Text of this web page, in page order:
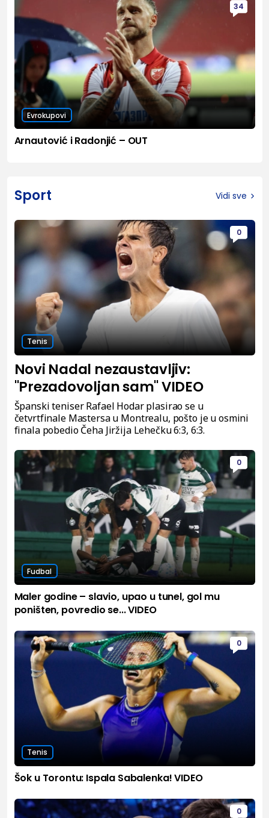
34
Evrokupovi
Arnautović i Radonjić – OUT
Sport Vidi sve
0
Tenis
Novi Nadal nezaustavljiv:
"Prezadovoljan sam" VIDEO
Španski teniser Rafael Hodar plasirao se u
četvrtfinale Mastersa u Montrealu, pošto je u osmini
finala pobedio Čeha Jiržija Lehečku 6:3, 6:3.
0
Fudbal
Maler godine – slavio, upao u tunel, gol mu
poništen, povredio se... VIDEO
0
Tenis
Šok u Torontu: Ispala Sabalenka! VIDEO
0